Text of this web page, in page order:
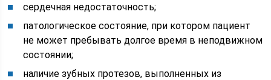
сердечная недостаточность;
патологическое состояние, при котором пациент
не может пребывать долгое время в неподвижном
состоянии;
наличие зубных протезов, выполненных из